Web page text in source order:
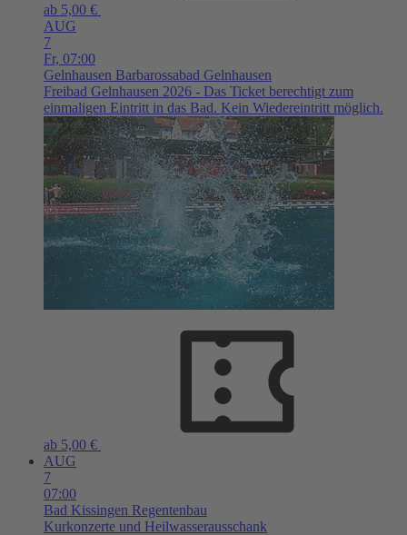
ab 5,00 €
AUG
7
Fr, 07:00
Gelnhausen Barbarossabad Gelnhausen
Freibad Gelnhausen 2026 - Das Ticket berechtigt zum
einmaligen Eintritt in das Bad. Kein Wiedereintritt möglich.
ab 5,00 €
AUG
7
07:00
Bad Kissingen Regentenbau
Kurkonzerte und Heilwasserausschank